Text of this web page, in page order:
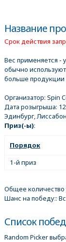
Название
Срок действия
Вес применяется -
обычно
больше продукции
Организатор: Spin
Дата розыгрыша:
Эдинбург,
Приз(-ы):
Порядок
1-й приз
Общее количество
Шанс на победу::
Список
Random Picker